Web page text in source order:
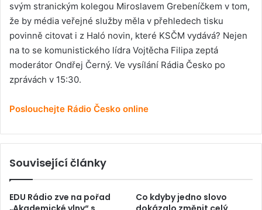
svým stranickým kolegou Miroslavem Grebeníčkem v tom,
že by média veřejné služby měla v přehledech tisku
povinně citovat i z Haló novin, které KSČM vydává? Nejen
na to se komunistického lídra Vojtěcha Filipa zeptá
moderátor Ondřej Černý. Ve vysílání Rádia Česko po
zprávách v 15:30.
Poslouchejte Rádio Česko online
Související články
EDU Rádio zve na pořad
Co kdyby jedno slovo